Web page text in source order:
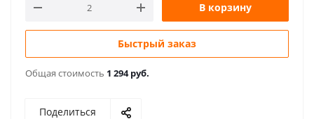
В корзину
Быстрый заказ
Общая стоимость 1 294 руб.
Поделиться